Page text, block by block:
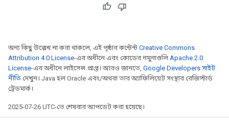
অন্য কিছু উল্লেখ না করা থাকলে, এই পৃষ্ঠার কন্টেন্ট Creative Commons
Attribution 4.0 License-এর অধীনে এবং কোডের নমুনাগুলি Apache 2.0
License-এর অধীনে লাইসেন্স প্রাপ্ত। আরও জানতে, Google Developers সাইট
নীতি দেখুন। Java হল Oracle এবং/অথবা তার অ্যাফিলিয়েট সংস্থার রেজিস্টার্ড
ট্রেডমার্ক।
2025-07-26 UTC-তে শেষবার আপডেট করা হয়েছে।